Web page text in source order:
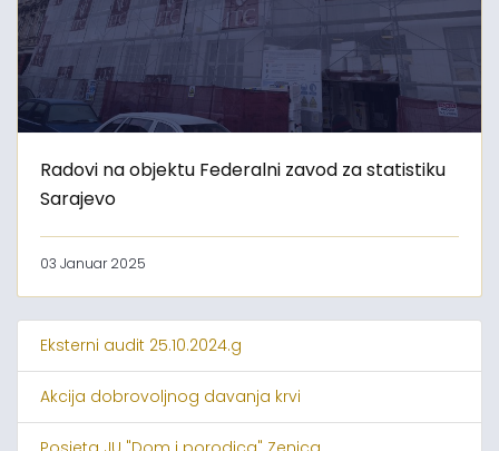
Radovi na objektu Federalni zavod za statistiku
Sarajevo
03 Januar 2025
Eksterni audit 25.10.2024.g
Akcija dobrovoljnog davanja krvi